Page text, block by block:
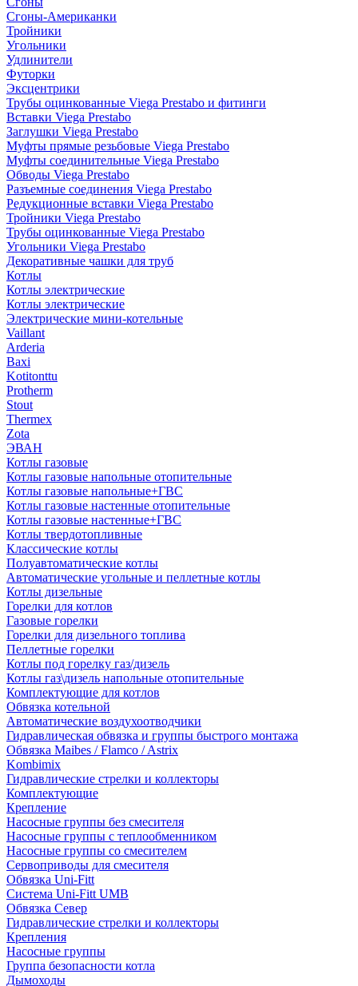
Сгоны-Американки
Тройники
Угольники
Удлинители
Футорки
Эксцентрики
Трубы оцинкованные Viega Prestabo и фитинги
Вставки Viega Prestabo
Заглушки Viega Prestabo
Муфты прямые резьбовые Viega Prestabo
Муфты соединительные Viega Prestabo
Обводы Viega Prestabo
Разъемные соединения Viega Prestabo
Редукционные вставки Viega Prestabo
Тройники Viega Prestabo
Трубы оцинкованные Viega Prestabo
Угольники Viega Prestabo
Декоративные чашки для труб
Котлы
Котлы электрические
Котлы электрические
Электрические мини-котельные
Vaillant
Arderia
Baxi
Kotitonttu
Protherm
Stout
Thermex
Zota
ЭВАН
Котлы газовые
Котлы газовые напольные отопительные
Котлы газовые напольные+ГВС
Котлы газовые настенные отопительные
Котлы газовые настенные+ГВС
Котлы твердотопливные
Классические котлы
Полуавтоматические котлы
Автоматические угольные и пеллетные котлы
Котлы дизельные
Горелки для котлов
Газовые горелки
Горелки для дизельного топлива
Пеллетные горелки
Котлы под горелку газ/дизель
Котлы газ\дизель напольные отопительные
Комплектующие для котлов
Обвязка котельной
Автоматические воздухоотводчики
Гидравлическая обвязка и группы быстрого монтажа
Обвязка Maibes / Flamco / Astrix
Kombimix
Гидравлические стрелки и коллекторы
Комплектующие
Крепление
Насосные группы без смесителя
Насосные группы с теплообменником
Насосные группы со смесителем
Сервоприводы для смесителя
Обвязка Uni-Fitt
Система Uni-Fitt UMB
Обвязка Север
Гидравлические стрелки и коллекторы
Крепления
Насосные группы
Группа безопасности котла
Дымоходы